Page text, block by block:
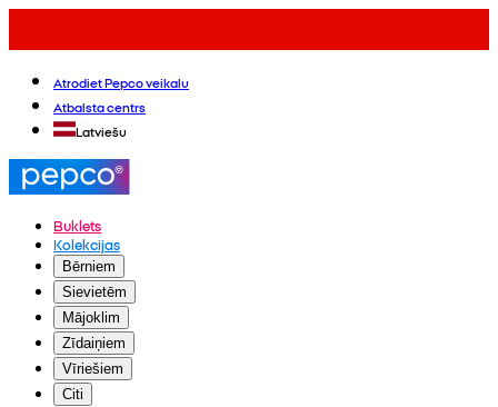
Atrodiet Pepco veikalu
Atbalsta centrs
Latviešu
Buklets
Kolekcijas
Bērniem
Sievietēm
Mājoklim
Zīdaiņiem
Vīriešiem
Citi